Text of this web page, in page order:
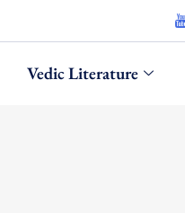
Vedic Literature